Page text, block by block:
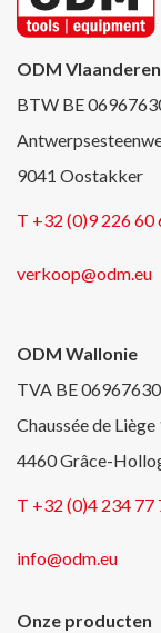
ODM Vlaanderen
BTW BE
9041 Oostakker
T +32 (0)9 226 60
verkoop@odm.eu
ODM Wallonie
TVA BE
Chaussée de Liège
4460 Grâce-
T +32 (0)4 234 77
info@odm.eu
Onze producten